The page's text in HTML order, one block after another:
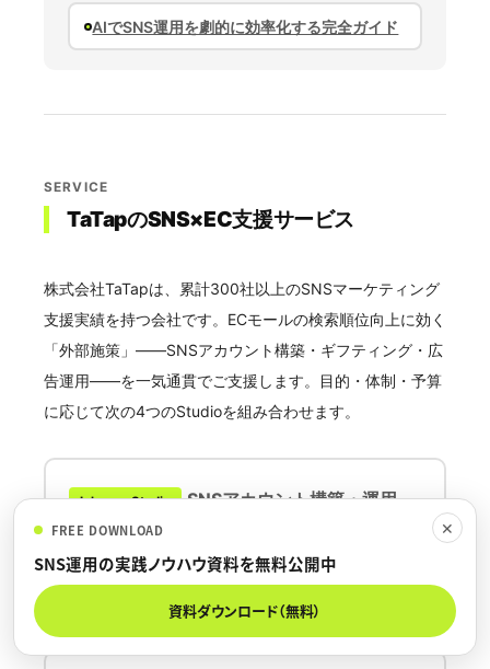
AIでSNS運用を劇的に効率化する完全ガイド
SERVICE
TaTapのSNS×EC支援サービス
株式会社TaTapは、累計300社以上のSNSマーケティング
支援実績を持つ会社です。ECモールの検索順位向上に効く
「外部施策」——SNSアカウント構築・ギフティング・広
告運用——を一気通貫でご支援します。目的・体制・予算
に応じて次の4つのStudioを組み合わせます。
Inhouse Studio SNSアカウント構築・運用
モールのLP代わりとなる公式アカウントを構築・運
✕
FREE DOWNLOAD
SNS運用の実践ノウハウ資料を無料公開中
資料ダウンロード（無料）